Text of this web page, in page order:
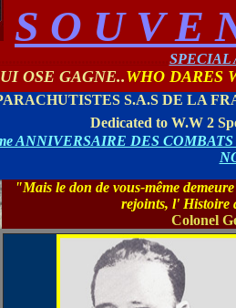
S O U V E
SPECIAL
OSE GAGNE..WHO DARES
S.A.S DE LA
Dedicated to W.W 2
ANNIVERSAIRE DES
"Mais le don de vous-même
rejoints, l' Histoire
Colonel